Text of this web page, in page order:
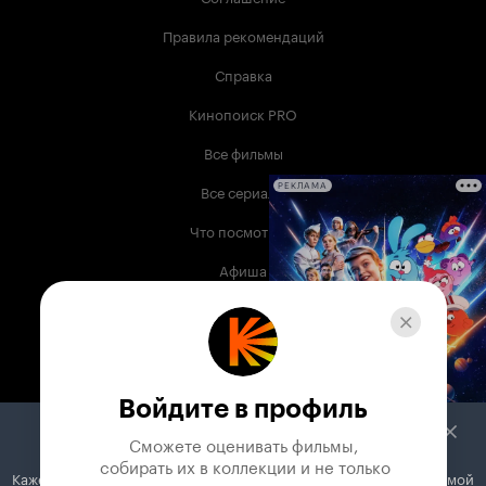
Правила рекомендаций
Справка
Кинопоиск PRO
Все фильмы
Все сериалы
Что посмотреть
Афиша
Музыка
Телепрограмма
Служба поддержки
РЕКЛАМА
Войдите в профиль
Сможете оценивать фильмы,
собирать их в коллекции и не только
Кажется, вы используете блокировщик рекламы. Вместе с рекламой